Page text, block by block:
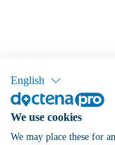
English
We use cookies
We may place these for